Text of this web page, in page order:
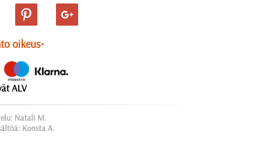
oikeus•
ALV
Natali M.
Konsta A.